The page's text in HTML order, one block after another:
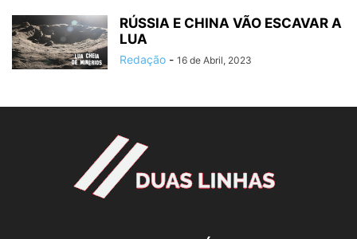
RÚSSIA E CHINA VÃO ESCAVAR A
LUA
Redação - 16 de Abril, 2023